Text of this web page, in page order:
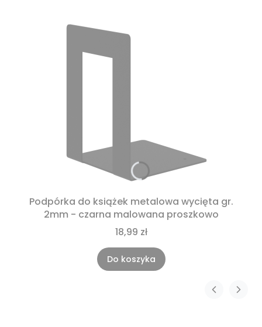
Podpórka do książek metalowa wycięta gr.
2mm - czarna malowana proszkowo
18,99 zł
Do koszyka